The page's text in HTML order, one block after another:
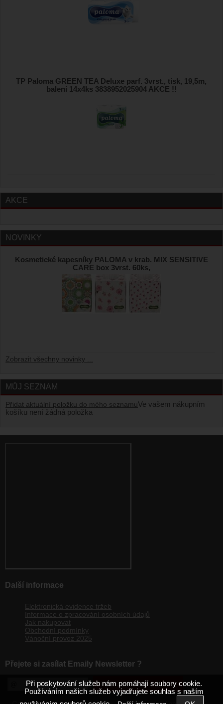
TP Paloma GREEN TEA Deluxe parf. 3vrst., tisk, 19,5m,
balení 14x4ks 3838952025904 AKCE !!
AKCE
NOVINKY
Kosmetické kapesníky PALOMA v krab. MIX SENSITIVE
CARE box 3vrst. 60ks,
Zobrazit všechny novinky ...
MŮJ SEZNAM
Přidat aktuální položku do mého seznamuVe vašem nákupním
košíku není žádná položka
Další informace
Elektronická evidence tržeb
Informace o zpracování osobních údajů
Jak nakupovat
Obchodní podmínky
Vánoční provoz 2025
Přejete si zasílat Emaily Newsletter ?
Při poskytování služeb nám pomáhají soubory cookie.
Používáním našich služeb vyjadřujete souhlas s naším